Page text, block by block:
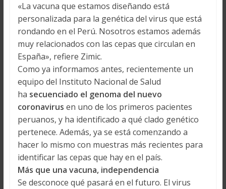
«La vacuna que estamos diseñando está
personalizada para la genética del virus que está
rondando en el Perú. Nosotros estamos además
muy relacionados con las cepas que circulan en
España», refiere Zimic.
Como ya informamos antes, recientemente un
equipo del Instituto Nacional de Salud
ha secuenciado el genoma del nuevo
coronavirus en uno de los primeros pacientes
peruanos, y ha identificado a qué clado genético
pertenece. Además, ya se está comenzando a
hacer lo mismo con muestras más recientes para
identificar las cepas que hay en el país.
Más que una vacuna, independencia
Se desconoce qué pasará en el futuro. El virus